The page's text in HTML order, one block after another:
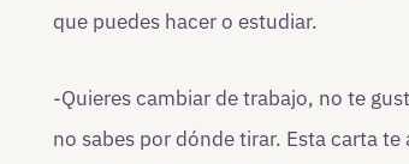
que puedes hacer o estudiar.
-Quieres cambiar de trabajo, no te
no sabes por dónde tirar. Esta carta